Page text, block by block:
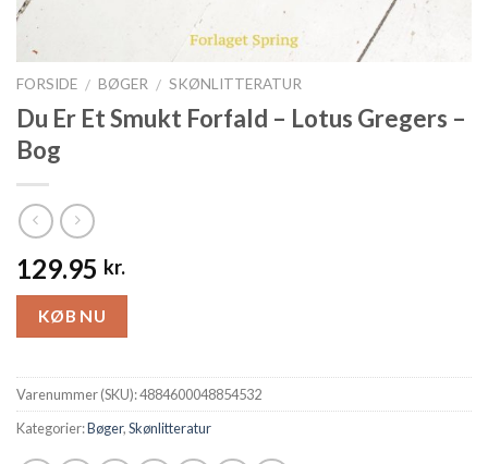
FORSIDE / BØGER / SKØNLITTERATUR
Du Er Et Smukt Forfald – Lotus Gregers –
Bog
129.95 kr.
KØB NU
Varenummer (SKU):4884600048854532
Kategorier:Bøger,Skønlitteratur